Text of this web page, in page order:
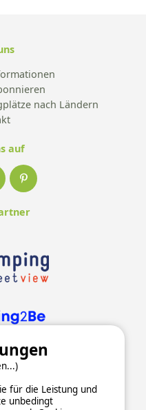
nach Ländern
auf
für die Leistung und
unbedingt